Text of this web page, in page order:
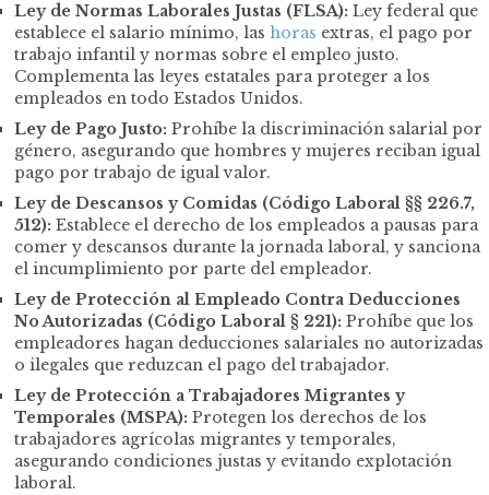
Ley de Normas Laborales Justas (FLSA): Ley federal que
establece el salario mínimo, las horas extras, el pago por
trabajo infantil y normas sobre el empleo justo.
Complementa las leyes estatales para proteger a los
empleados en todo Estados Unidos.
Ley de Pago Justo: Prohíbe la discriminación salarial por
género, asegurando que hombres y mujeres reciban igual
pago por trabajo de igual valor.
Ley de Descansos y Comidas (Código Laboral §§ 226.7,
512): Establece el derecho de los empleados a pausas para
comer y descansos durante la jornada laboral, y sanciona
el incumplimiento por parte del empleador.
Ley de Protección al Empleado Contra Deducciones
No Autorizadas (Código Laboral § 221): Prohíbe que los
empleadores hagan deducciones salariales no autorizadas
o ilegales que reduzcan el pago del trabajador.
Ley de Protección a Trabajadores Migrantes y
Temporales (MSPA): Protegen los derechos de los
trabajadores agrícolas migrantes y temporales,
asegurando condiciones justas y evitando explotación
laboral.